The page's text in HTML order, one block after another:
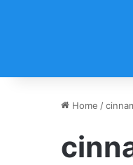
Home /